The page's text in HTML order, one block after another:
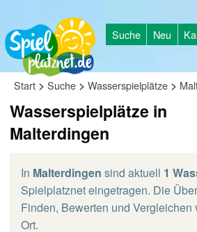
Suche Neu
Start > Suche > Wasserspielplätze >
Wasserspielplätze in
Malterdingen
In Malterdingen sind aktuell 1
Spielplatznet eingetragen. Die
Finden, Bewerten und Vergleichen
Ort.